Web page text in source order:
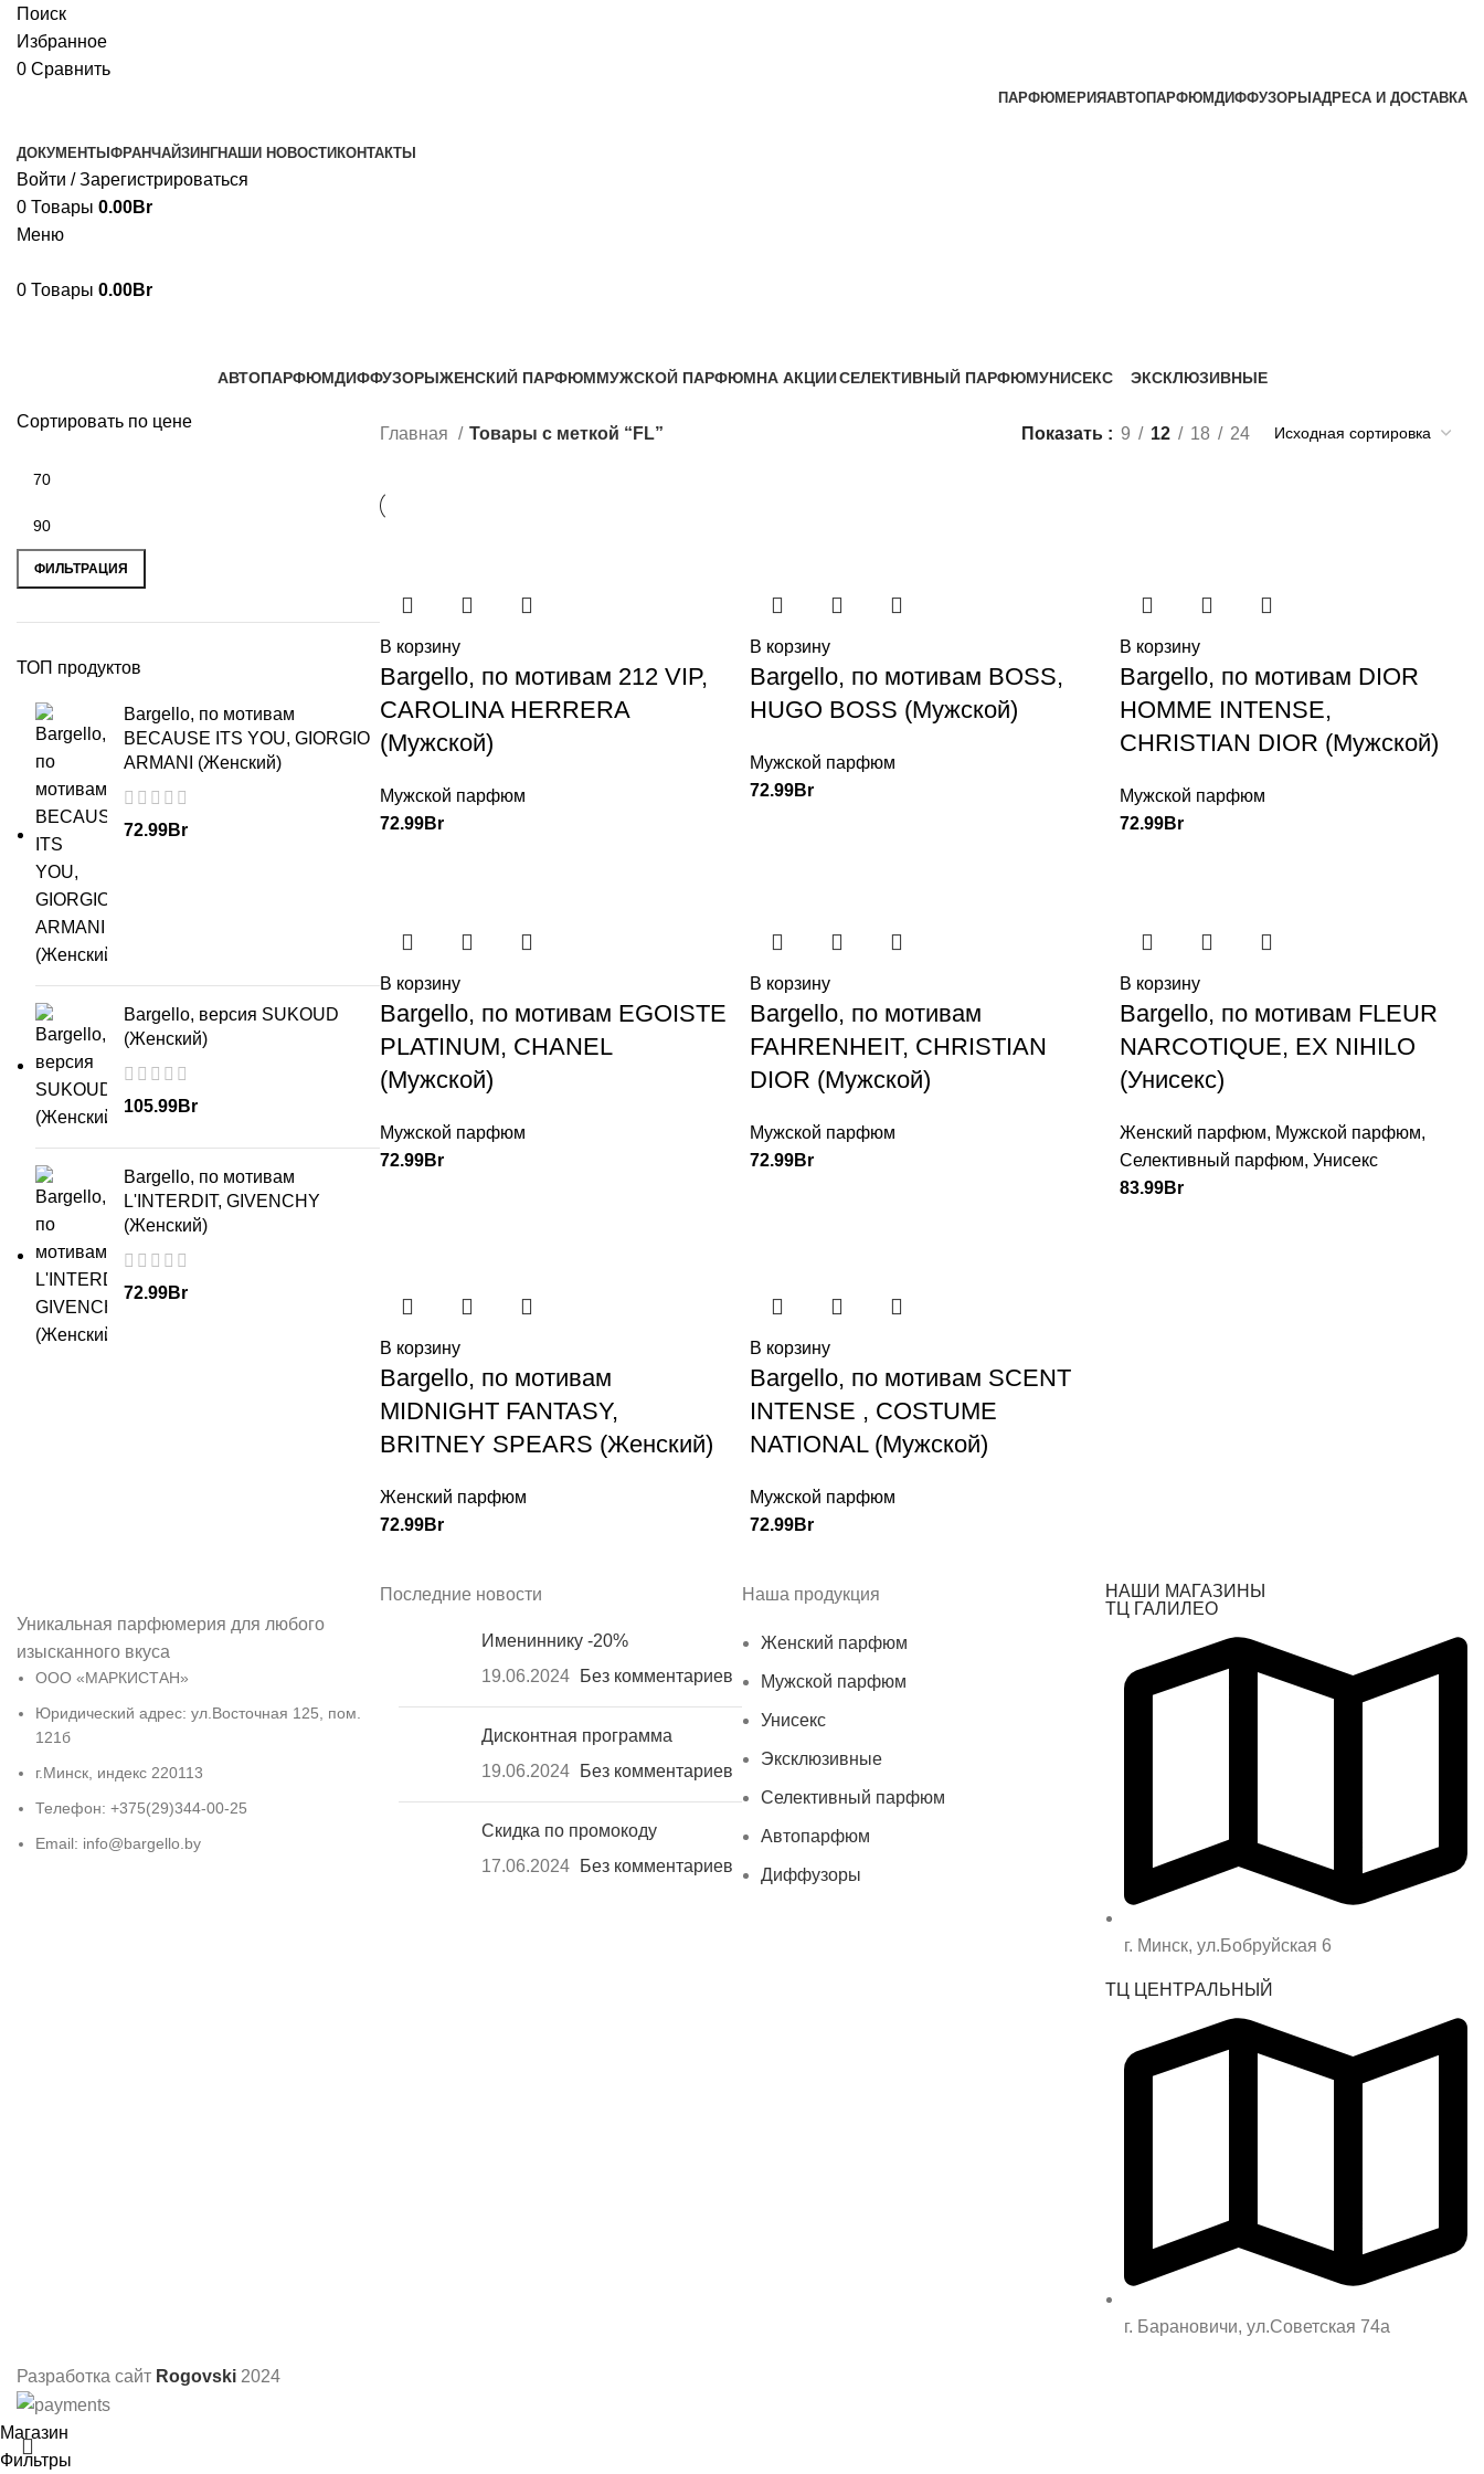
Поиск
Избранное
0 Сравнить
ПАРФЮМЕРИЯАВТОПАРФЮМДИФФУЗОРЫ АДРЕСА И ДОСТАВКА
ДОКУМЕНТЫ ФРАНЧАЙЗИНГНАШИ НОВОСТИ КОНТАКТЫ
Войти / Зарегистрироваться
0 Товары 0.00Br
Меню
0 Товары 0.00Br
АВТОПАРФЮМДИФФУЗОРЫЖЕНСКИЙ ПАРФЮММУЖСКОЙ ПАРФЮМНА АКЦИИСЕЛЕКТИВНЫЙ ПАРФЮМУНИСЕКС
ЭКСКЛЮЗИВНЫЕ
Сортировать по цене
ФИЛЬТРАЦИЯ
ТОП продуктов
Bargello, по мотивам
BECAUSE ITS YOU, GIORGIO
ARMANI (Женский)
72.99Br
Bargello, версия SUKOUD
(Женский)
105.99Br
Bargello, по мотивам
L'INTERDIT, GIVENCHY
(Женский)
72.99Br
Главная Товары с меткой “FL” Показать 9 12 18 24
В корзину
Bargello, по мотивам 212 VIP,
CAROLINA HERRERA
(Мужской)
Мужской парфюм
72.99Br
В корзину
Bargello, по мотивам BOSS,
HUGO BOSS (Мужской)
Мужской парфюм
72.99Br
В корзину
Bargello, по мотивам DIOR
HOMME INTENSE,
CHRISTIAN DIOR (Мужской)
Мужской парфюм
72.99Br
В корзину
Bargello, по мотивам EGOISTE
PLATINUM, CHANEL
(Мужской)
Мужской парфюм
72.99Br
В корзину
Bargello, по мотивам
FAHRENHEIT, CHRISTIAN
DIOR (Мужской)
Мужской парфюм
72.99Br
В корзину
Bargello, по мотивам FLEUR
NARCOTIQUE, EX NIHILO
(Унисекс)
Женский парфюм, Мужской парфюм,
Селективный парфюм, Унисекс
83.99Br
В корзину
Bargello, по мотивам
MIDNIGHT FANTASY,
BRITNEY SPEARS (Женский)
Женский парфюм
72.99Br
В корзину
Bargello, по мотивам SCENT
INTENSE , COSTUME
NATIONAL (Мужской)
Мужской парфюм
72.99Br
Уникальная парфюмерия для любого
изысканного вкуса
ООО «МАРКИСТАН»
Юридический адрес: ул.Восточная 125, пом.
121б
г.Минск, индекс 220113
Телефон: +375(29)344-00-25
Email: info@bargello.by
Последние новости
Имениннику -20%
19.06.2024
Без комментариев
Дисконтная программа
19.06.2024
Без комментариев
Скидка по промокоду
17.06.2024
Без комментариев
Наша продукция
Женский парфюм
Мужской парфюм
Унисекс
Эксклюзивные
Селективный парфюм
Автопарфюм
Диффузоры
НАШИ МАГАЗИНЫ
ТЦ ГАЛИЛЕО
г. Минск, ул.Бобруйская 6
ТЦ ЦЕНТРАЛЬНЫЙ
г. Барановичи, ул.Советская 74а
Разработка сайт Rogovski 2024
Магазин
Фильтры